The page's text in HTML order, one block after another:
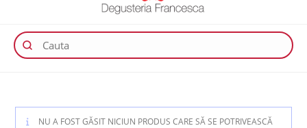
NU A FOST GĂSIT NICIUN PRODUS CARE SĂ SE POTRIVEASCĂ